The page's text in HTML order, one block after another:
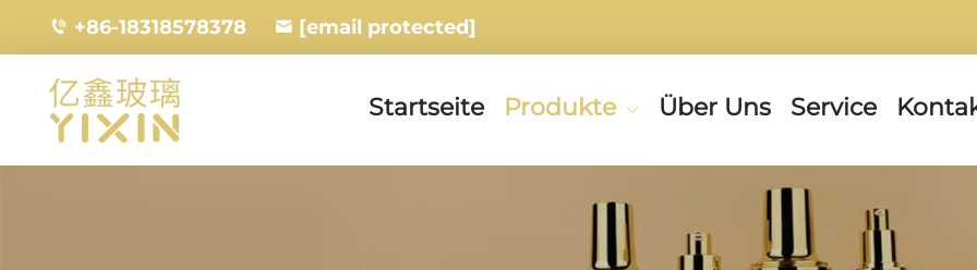
+86-18318578378 [email protected]
Startseite Produkte Über Uns Service